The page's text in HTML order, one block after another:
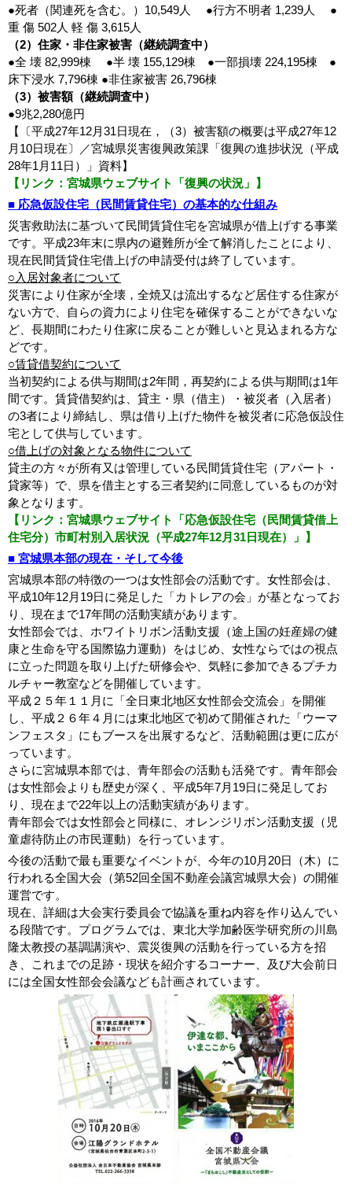
●死者（関連死を含む。）10,549人 ●行方不明者 1,239人 ●
重 傷 502人 軽 傷 3,615人
（2）住家・非住家被害（継続調査中）
●全 壊 82,999棟 ●半 壊 155,129棟 ●一部損壊 224,195棟 ●
床下浸水 7,796棟 ●非住家被害 26,796棟
（3）被害額（継続調査中）
●9兆2,280億円
【〔平成27年12月31日現在，（3）被害額の概要は平成27年12
月10日現在〕／宮城県災害復興政策課「復興の進捗状況（平成
28年1月11日）」資料】
【リンク：宮城県ウェブサイト「復興の状況」】
■ 応急仮設住宅（民間賃貸住宅）の基本的な仕組み
災害救助法に基づいて民間賃貸住宅を宮城県が借上げする事業
です。平成23年末に県内の避難所が全て解消したことにより、
現在民間賃貸住宅借上げの申請受付は終了しています。
○入居対象者について
災害により住家が全壊，全焼又は流出するなど居住する住家が
ない方で、自らの資力により住宅を確保することができないな
ど、長期間にわたり住家に戻ることが難しいと見込まれる方な
どです。
○賃貸借契約について
当初契約による供与期間は2年間，再契約による供与期間は1年
間です。賃貸借契約は、貸主・県（借主）・被災者（入居者）
の3者により締結し、県は借り上げた物件を被災者に応急仮設住
宅として供与しています。
○借上げの対象となる物件について
貸主の方々が所有又は管理している民間賃貸住宅（アパート・
貸家等）で、県を借主とする三者契約に同意しているものが対
象となります。
【リンク：宮城県ウェブサイト「応急仮設住宅（民間賃貸借上
住宅分）市町村別入居状況（平成27年12月31日現在）」】
■ 宮城県本部の現在・そして今後
宮城県本部の特徴の一つは女性部会の活動です。女性部会は、
平成10年12月19日に発足した「カトレアの会」が基となってお
り、現在まで17年間の活動実績があります。
女性部会では、ホワイトリボン活動支援（途上国の妊産婦の健
康と生命を守る国際協力運動）をはじめ、女性ならではの視点
に立った問題を取り上げた研修会や、気軽に参加できるプチカ
ルチャー教室などを開催しています。
平成２５年１１月に「全日東北地区女性部会交流会」を開催
し、平成２６年４月には東北地区で初めて開催された「ウーマ
ンフェスタ」にもブースを出展するなど、活動範囲は更に広が
っています。
さらに宮城県本部では、青年部会の活動も活発です。青年部会
は女性部会よりも歴史が深く、平成5年7月19日に発足してお
り、現在まで22年以上の活動実績があります。
青年部会では女性部会と同様に、オレンジリボン活動支援（児
童虐待防止の市民運動）を行っています。
今後の活動で最も重要なイベントが、今年の10月20日（木）に
行われる全国大会（第52回全国不動産会議宮城県大会）の開催
運営です。
現在、詳細は大会実行委員会で協議を重ね内容を作り込んでい
る段階です。プログラムでは、東北大学加齢医学研究所の川島
隆太教授の基調講演や、震災復興の活動を行っている方を招
き、これまでの足跡・現状を紹介するコーナー、及び大会前日
には全国女性部会会議なども計画されています。